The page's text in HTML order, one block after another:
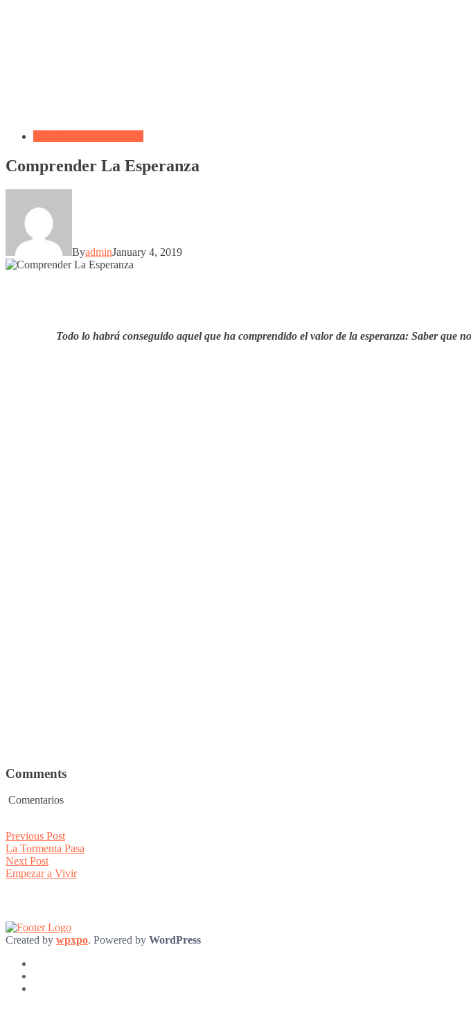
Comprender La Esperanza
ByadminJanuary 4, 2019
Todo lo habrá conseguido aquel que ha comprendido el valor de la esperanza: Saber que
Comments
Comentarios
Post
navigation
Previous PostPrevious
post:
La Tormenta Pasa
Next PostNext
post:
Empezar a Vivir
Created by wpxpo. Powered by WordPress